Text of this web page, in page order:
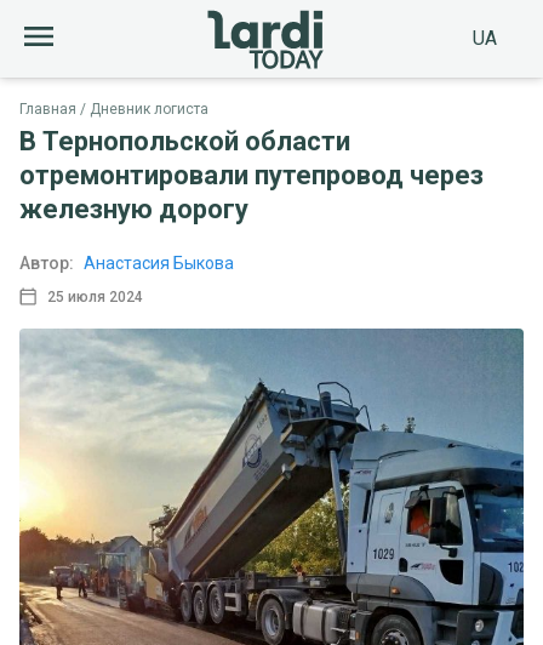
UA
Главная Дневник логиста
В Тернопольской области
отремонтировали путепровод через
железную дорогу
25 июля 2024
Автор: Анастасия Быкова